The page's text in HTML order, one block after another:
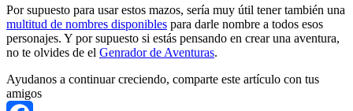
Por supuesto para usar estos mazos, sería muy útil tener también una
multitud de nombres disponibles para darle nombre a todos esos
personajes. Y por supuesto si estás pensando en crear una aventura,
no te olvides de el Genrador de Aventuras.
Ayudanos a continuar creciendo, comparte este artículo con tus
amigos